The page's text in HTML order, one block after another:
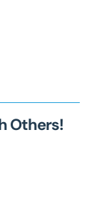
Others!